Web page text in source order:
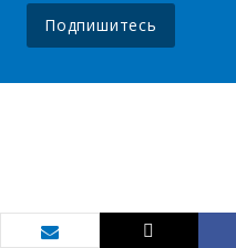
Подпишитесь